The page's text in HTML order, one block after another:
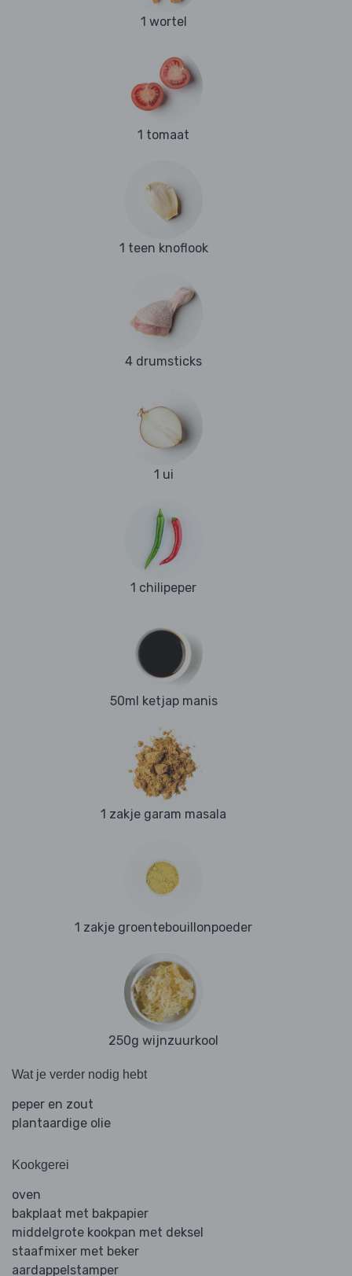
1 wortel
1 tomaat
1 teen knoflook
4 drumsticks
1 ui
1 chilipeper
50ml ketjap manis
1 zakje garam masala
1 zakje groentebouillonpoeder
250g wijnzuurkool
Wat je verder nodig hebt
peper en zout
plantaardige olie
Kookgerei
oven
bakplaat met bakpapier
middelgrote kookpan met deksel
staafmixer met beker
aardappelstamper